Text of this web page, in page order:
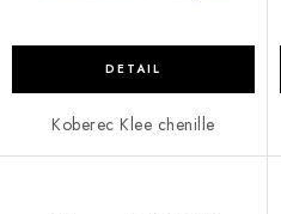
Koberec Klee chenille